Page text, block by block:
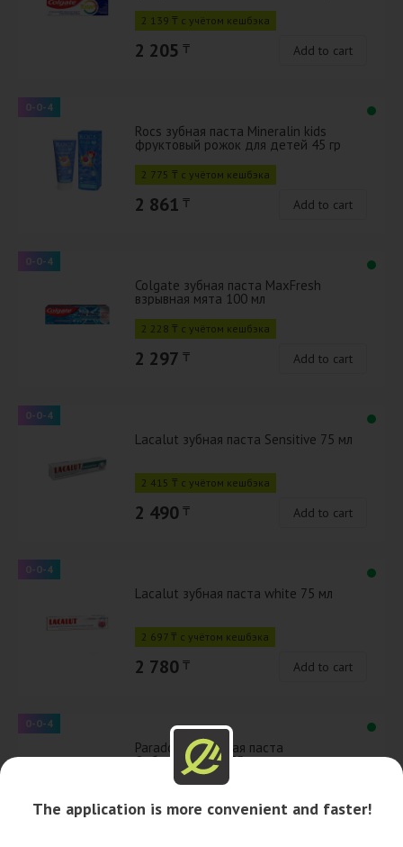
2 139 ₸ с учётом кешбэка
2 205 ₸ Add to cart
0-0-4
Rocs зубная паста Mineralin kids
фруктовый рожок для детей 45 гр
2 775 ₸ с учётом кешбэка
2 861 ₸ Add to cart
0-0-4
Colgate зубная паста MaxFresh
взрывная мята 100 мл
2 228 ₸ с учётом кешбэка
2 297 ₸ Add to cart
0-0-4
Lacalut зубная паста Sensitive 75 мл
2 415 ₸ с учётом кешбэка
2 490 ₸ Add to cart
0-0-4
Lacalut зубная паста white 75 мл
2 697 ₸ с учётом кешбэка
2 780 ₸ Add to cart
0-0-4
Paradontax зубная паста
Отбеливающая 75 мл
2 529 ₸ Add to cart
The application is more convenient and faster!